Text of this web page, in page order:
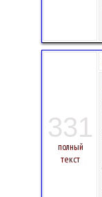
331
полный
текст